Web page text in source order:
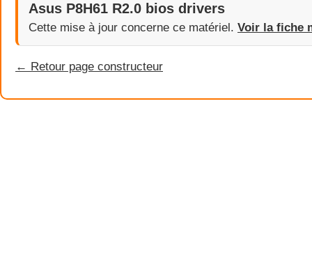
Asus P8H61 R2.0 bios drivers
Cette mise à jour concerne ce matériel. Voir la fiche
← Retour page constructeur